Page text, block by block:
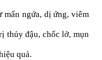
ngứa, dị ứng, viêm
thủy đậu, chốc lở, mụn
quả.